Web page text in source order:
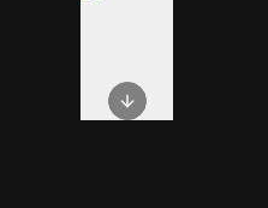
Next slide